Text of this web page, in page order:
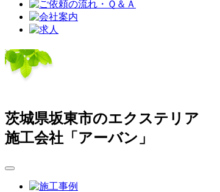
茨城県坂東市のエクステリア
施工会社「アーバン」